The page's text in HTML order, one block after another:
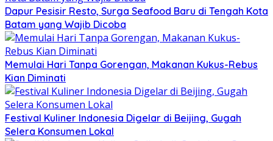
Dapur Pesisir Resto, Surga Seafood Baru di Tengah Kota
Batam yang Wajib Dicoba
Memulai Hari Tanpa Gorengan, Makanan Kukus-Rebus
Kian Diminati
Festival Kuliner Indonesia Digelar di Beijing, Gugah
Selera Konsumen Lokal